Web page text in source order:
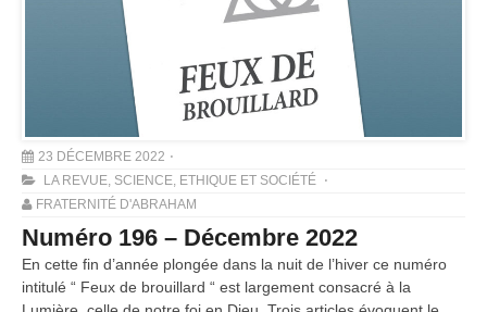
23 DÉCEMBRE 2022
LA REVUE, SCIENCE, ETHIQUE ET SOCIÉTÉ
FRATERNITÉ D'ABRAHAM
Numéro 196 – Décembre 2022
En cette fin d’année plongée dans la nuit de l’hiver ce numéro
intitulé “ Feux de brouillard “ est largement consacré à la